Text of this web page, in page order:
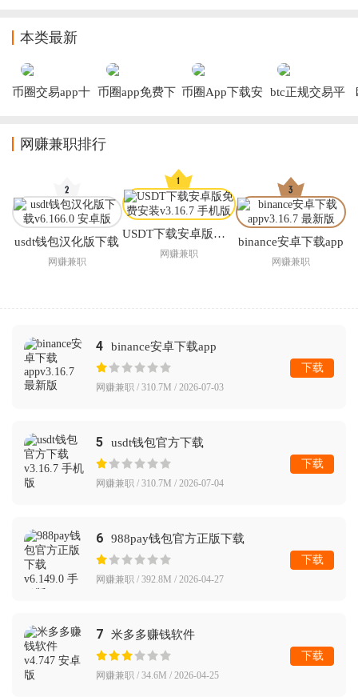
本类最新
币圈交易app十 币圈app免费下 币圈App下载安
btc正规交易平
网赚兼职排行
usdt钱包汉化版下载
网赚兼职
USDT下载安卓版免费安装
网赚兼职
binance安卓下载app
网赚兼职
4 binance安卓下载app
网赚兼职 / 310.7M / 2026-07-03
下载
5 usdt钱包官方下载
网赚兼职 / 310.7M / 2026-07-04
下载
6 988pay钱包官方正版下载
网赚兼职 / 392.8M / 2026-04-27
下载
7 米多多赚钱软件
网赚兼职 / 34.6M / 2026-04-25
下载